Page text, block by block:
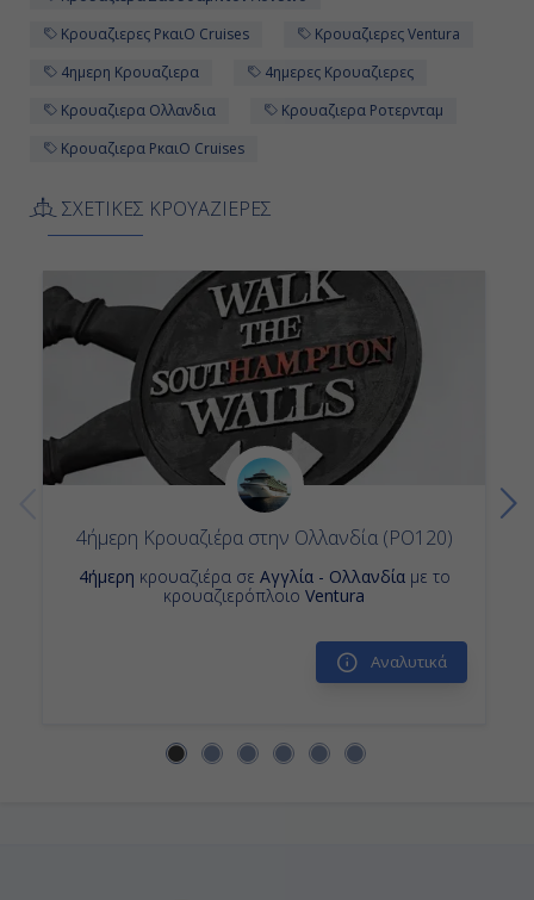
Κρουαζιερες PκαιO Cruises
Κρουαζιερες Ventura
4ημερη Κρουαζιερα
4ημερες Κρουαζιερες
Κρουαζιερα Ολλανδια
Κρουαζιερα Ροτερνταμ
Κρουαζιερα PκαιO Cruises
ΣΧΕΤΙΚΕΣ ΚΡΟΥΑΖΙΕΡΕΣ
4ήμερη Κρουαζιέρα στην Ολλανδία (PO120)
4ήμερη κρουαζιέρα σε Αγγλία - Ολλανδίαμε το
κρουαζιερόπλοιο Ventura
Αναλυτικά